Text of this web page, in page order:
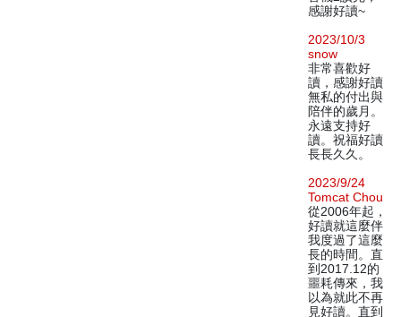
感謝好讀~
2023/10/3
snow
非常喜歡好
讀，感謝好讀
無私的付出與
陪伴的歲月。
永遠支持好
讀。祝福好讀
長長久久。
2023/9/24
Tomcat Chou
從2006年起，
好讀就這麼伴
我度過了這麼
長的時間。直
到2017.12的
噩耗傳來，我
以為就此不再
見好讀。直到